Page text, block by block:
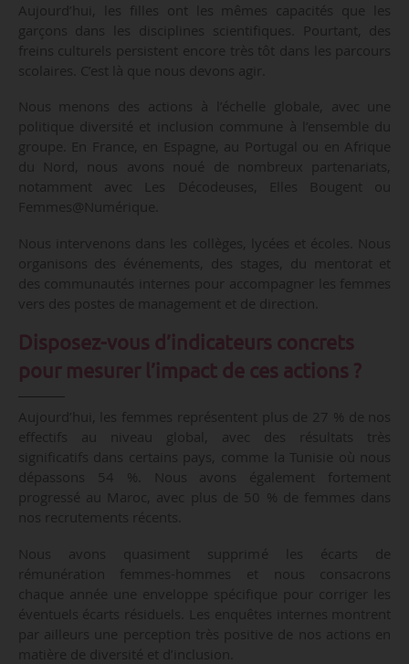
Aujourd’hui, les filles ont les mêmes capacités que les
garçons dans les disciplines scientifiques. Pourtant, des
freins culturels persistent encore très tôt dans les parcours
scolaires. C’est là que nous devons agir.
Nous menons des actions à l’échelle globale, avec une
politique diversité et inclusion commune à l’ensemble du
groupe. En France, en Espagne, au Portugal ou en Afrique
du Nord, nous avons noué de nombreux partenariats,
notamment avec Les Décodeuses, Elles Bougent ou
Femmes@Numérique.
Nous intervenons dans les collèges, lycées et écoles. Nous
organisons des événements, des stages, du mentorat et
des communautés internes pour accompagner les femmes
vers des postes de management et de direction.
Disposez-vous d’indicateurs concrets
pour mesurer l’impact de ces actions ?
Aujourd’hui, les femmes représentent plus de 27 % de nos
effectifs au niveau global, avec des résultats très
significatifs dans certains pays, comme la Tunisie où nous
dépassons 54 %. Nous avons également fortement
progressé au Maroc, avec plus de 50 % de femmes dans
nos recrutements récents.
Nous avons quasiment supprimé les écarts de
rémunération femmes-hommes et nous consacrons
chaque année une enveloppe spécifique pour corriger les
éventuels écarts résiduels. Les enquêtes internes montrent
par ailleurs une perception très positive de nos actions en
matière de diversité et d’inclusion.